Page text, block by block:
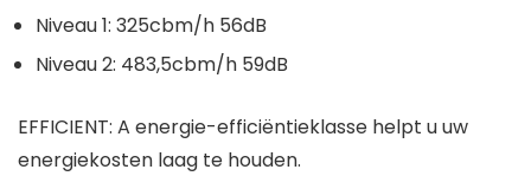
Niveau 1: 325cbm/h 56dB
Niveau 2: 483,5cbm/h 59dB
EFFICIENT: A energie-efficiëntieklasse helpt u uw
energiekosten laag te houden.